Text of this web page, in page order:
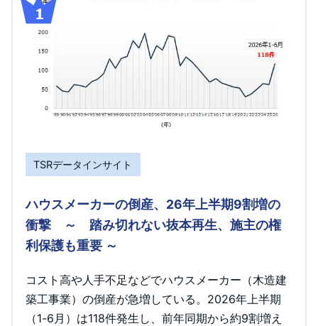
TSRデータインサイト
ハウスメーカーの倒産、26年上半期9割増の
衝撃 ～ 踏み切れない抜本再生、施主の権
利保護も重要 ～
コスト高や人手不足などでハウスメーカー（木造建
築工事業）の倒産が急増している。2026年上半期
（1-6月）は118件発生し、前年同期から約9割増え